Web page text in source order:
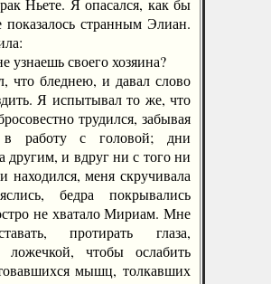
Ньете. Я опасался, как бы
странным Элиан.
своего хозяина?
бледнею, и давал слово
Я испытывал то же, что
трудился, забывая
работу с головой; дни
другим, и вдруг ни с того ни
находился, меня скручивала
бедра покрывались
не хватало Мириам. Мне
протирать глаза,
ложечкой, чтобы ослабить
мышц, толкавших